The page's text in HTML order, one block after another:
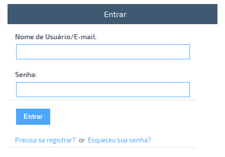
Entrar
Nome de Usuário/E-mail:
Senha:
Precisa se registrar? or Esqueceu sua senha?